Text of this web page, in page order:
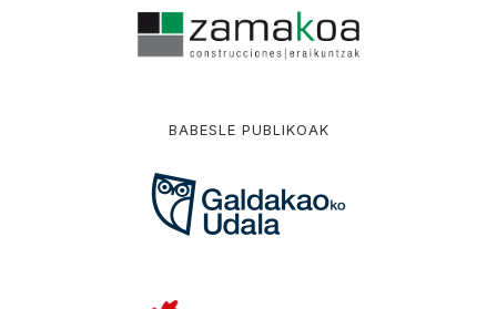
BABESLE PUBLIKOAK